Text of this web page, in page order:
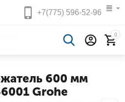
+7(775)596-52-96
0
600 мм
Grohe